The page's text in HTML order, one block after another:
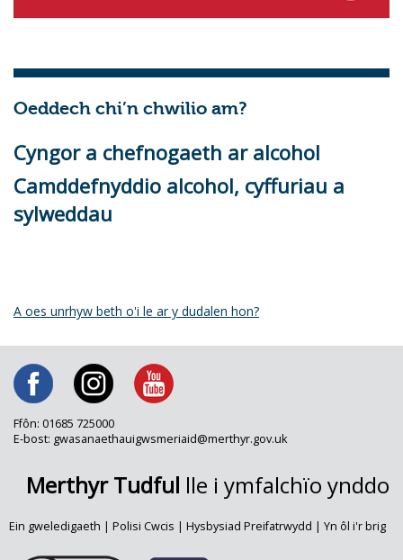
Oeddech chi’n chwilio am?
Cyngor a chefnogaeth ar alcohol
Camddefnyddio alcohol, cyffuriau a
sylweddau
A oes unrhyw beth o'i le ar y dudalen hon?
Ffôn: 01685 725000
E-bost: gwasanaethauigwsmeriaid@merthyr.gov.uk
Merthyr Tudful lle i ymfalchïo ynddo
Ein gweledigaeth | Polisi Cwcis | Hysbysiad Preifatrwydd | Yn ôl i'r brig